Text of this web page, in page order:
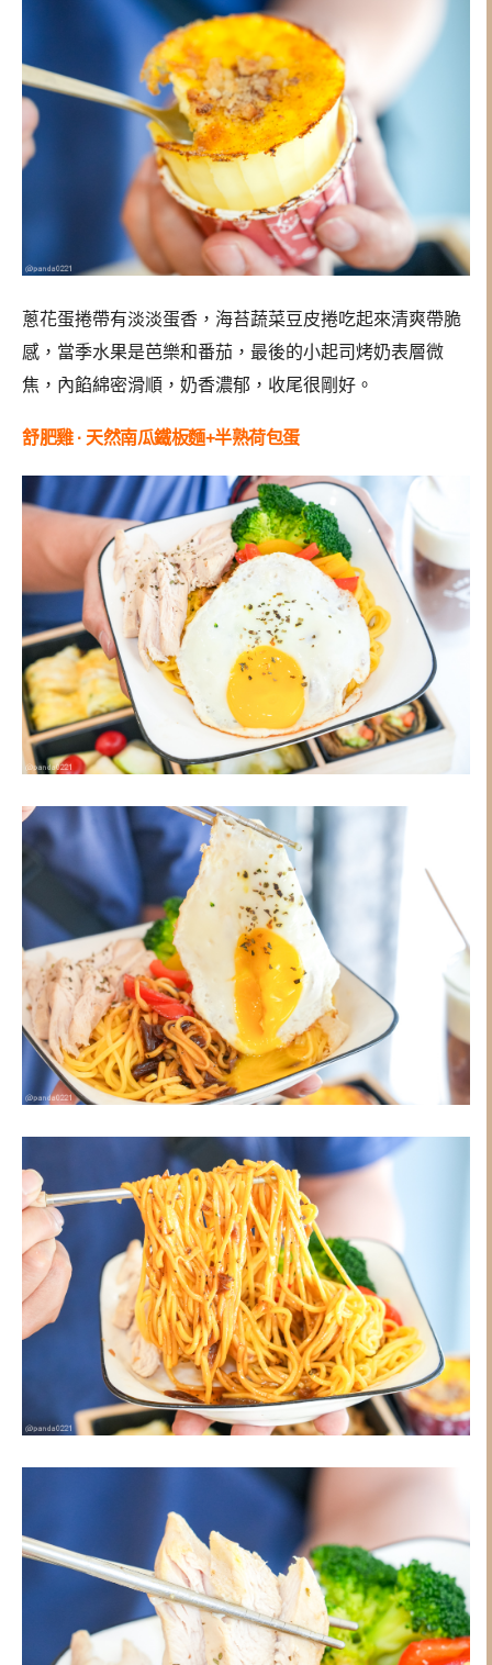
蔥花蛋捲帶有淡淡蛋香，海苔蔬菜豆皮捲吃起來清爽帶脆
感，當季水果是芭樂和番茄，最後的小起司烤奶表層微
焦，內餡綿密滑順，奶香濃郁，收尾很剛好。
舒肥雞 · 天然南瓜鐵板麵+半熟荷包蛋